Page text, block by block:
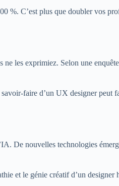
%. C’est plus que doubler vos
ne les exprimiez. Selon une
faire d’un UX designer peut
De nouvelles technologies
et le génie créatif d’un